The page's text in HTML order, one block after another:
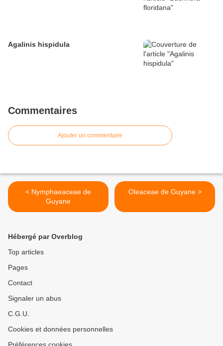
Agalinis hispidula
Commentaires
Ajouter un commentaire
< Nymphaeaceae de
Guyane
Oleaceae de Guyane >
Hébergé par Overblog
Top articles
Pages
Contact
Signaler un abus
C.G.U.
Cookies et données personnelles